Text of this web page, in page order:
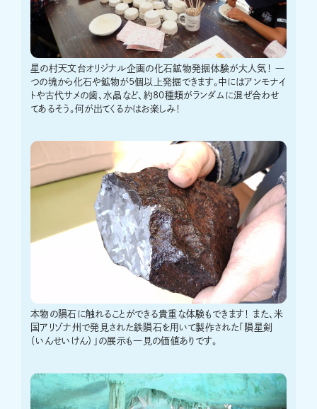
星の村天文台オリジナル企画の化石鉱物発掘体験が大人気！ 一
つの塊から化石や鉱物が5個以上発掘できます。中にはアンモナイ
トや古代サメの歯、水晶など、約80種類がランダムに混ぜ合わせ
てあるそう。何が出てくるかはお楽しみ！
本物の隕石に触れることができる貴重な体験もできます！ また、米
国アリゾナ州で発見された鉄隕石を用いて製作された「隕星剣
（いんせいけん）」の展示も一見の価値ありです。